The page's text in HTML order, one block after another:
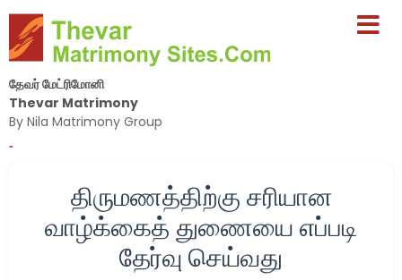
தேவர் மேட்ரிமோனி
Thevar Matrimony
By Nila Matrimony Group
-
திருமணத்திற்கு சரியான
வாழ்க்கைத் துணையை எப்படி
தேர்வு செய்வது